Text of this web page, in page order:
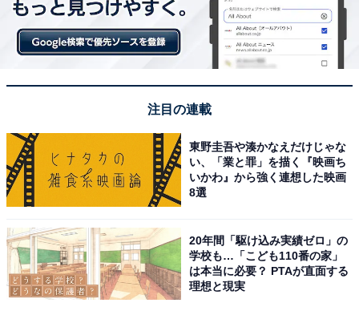
次ページ
「極楽湯 千葉稲毛店」のアクセス
や料金情報も見る
注目の連載
東野圭吾や湊かなえだけじゃな
い、「業と罪」を描く『映画ち
いかわ』から強く連想した映画
8選
20年間「駆け込み実績ゼロ」の
学校も…「こども110番の家」
は本当に必要？ PTAが直面する
理想と現実